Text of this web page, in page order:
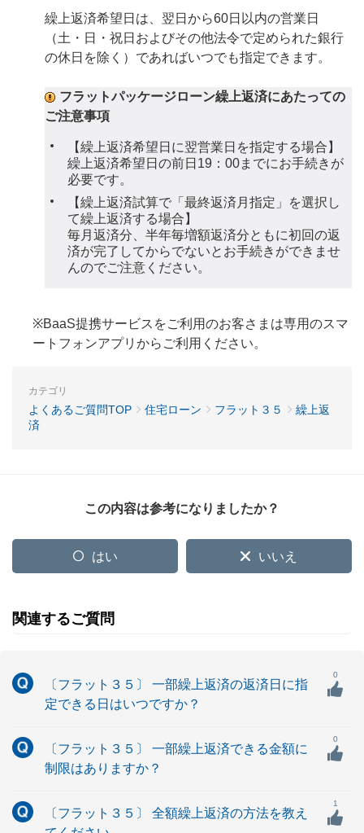
繰上返済希望日は、翌日から60日以内の営業日
（土・日・祝日およびその他法令で定められた銀行
の休日を除く）であればいつでも指定できます。
フラットパッケージローン繰上返済にあたっての
ご注意事項
【繰上返済希望日に翌営業日を指定する場合】
繰上返済希望日の前日19：00までにお手続きが
必要です。
【繰上返済試算で「最終返済月指定」を選択し
て繰上返済する場合】
毎月返済分、半年毎増額返済分ともに初回の返
済が完了してからでないとお手続きができませ
んのでご注意ください。
※BaaS提携サービスをご利用のお客さまは専用のスマ
ートフォンアプリからご利用ください。
カテゴリ
よくあるご質問TOP 住宅ローン フラット３５
繰上返
済
この内容は参考になりましたか？
はい いいえ
関連するご質問
〔フラット３５〕 一部繰上返済の返済日に指
定できる日はいつですか？
0
〔フラット３５〕 一部繰上返済できる金額に
制限はありますか？
0
〔フラット３５〕 全額繰上返済の方法を教え
1